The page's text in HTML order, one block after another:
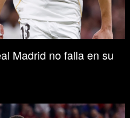
Madrid no falla en su